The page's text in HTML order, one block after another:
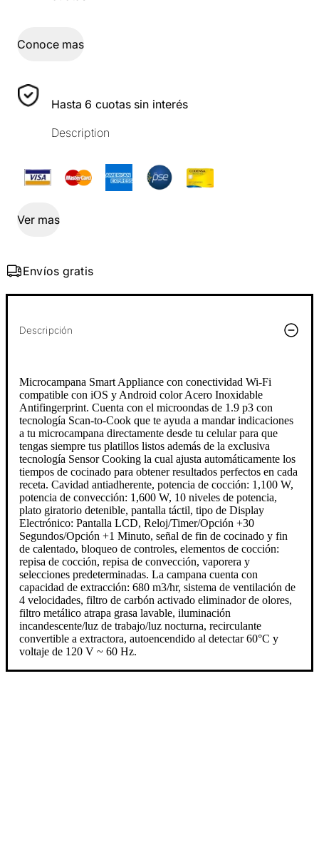
Conoce mas
Hasta 6 cuotas sin interés
Description
Ver mas
Envíos gratis
Descripción
Microcampana Smart Appliance con conectividad Wi-Fi
compatible con iOS y Android color Acero Inoxidable
Antifingerprint. Cuenta con el microondas de 1.9 p3 con
tecnología Scan-to-Cook que te ayuda a mandar indicaciones
a tu microcampana directamente desde tu celular para que
tengas siempre tus platillos listos además de la exclusiva
tecnología Sensor Cooking la cual ajusta automáticamente los
tiempos de cocinado para obtener resultados perfectos en cada
receta. Cavidad antiadherente, potencia de cocción: 1,100 W,
potencia de convección: 1,600 W, 10 niveles de potencia,
plato giratorio detenible, pantalla táctil, tipo de Display
Electrónico: Pantalla LCD, Reloj/Timer/Opción +30
Segundos/Opción +1 Minuto, señal de fin de cocinado y fin
de calentado, bloqueo de controles, elementos de cocción:
repisa de cocción, repisa de convección, vaporera y
selecciones predeterminadas. La campana cuenta con
capacidad de extracción: 680 m3/hr, sistema de ventilación de
4 velocidades, filtro de carbón activado eliminador de olores,
filtro metálico atrapa grasa lavable, iluminación
incandescente/luz de trabajo/luz nocturna, recirculante
convertible a extractora, autoencendido al detectar 60°C y
voltaje de 120 V ~ 60 Hz.